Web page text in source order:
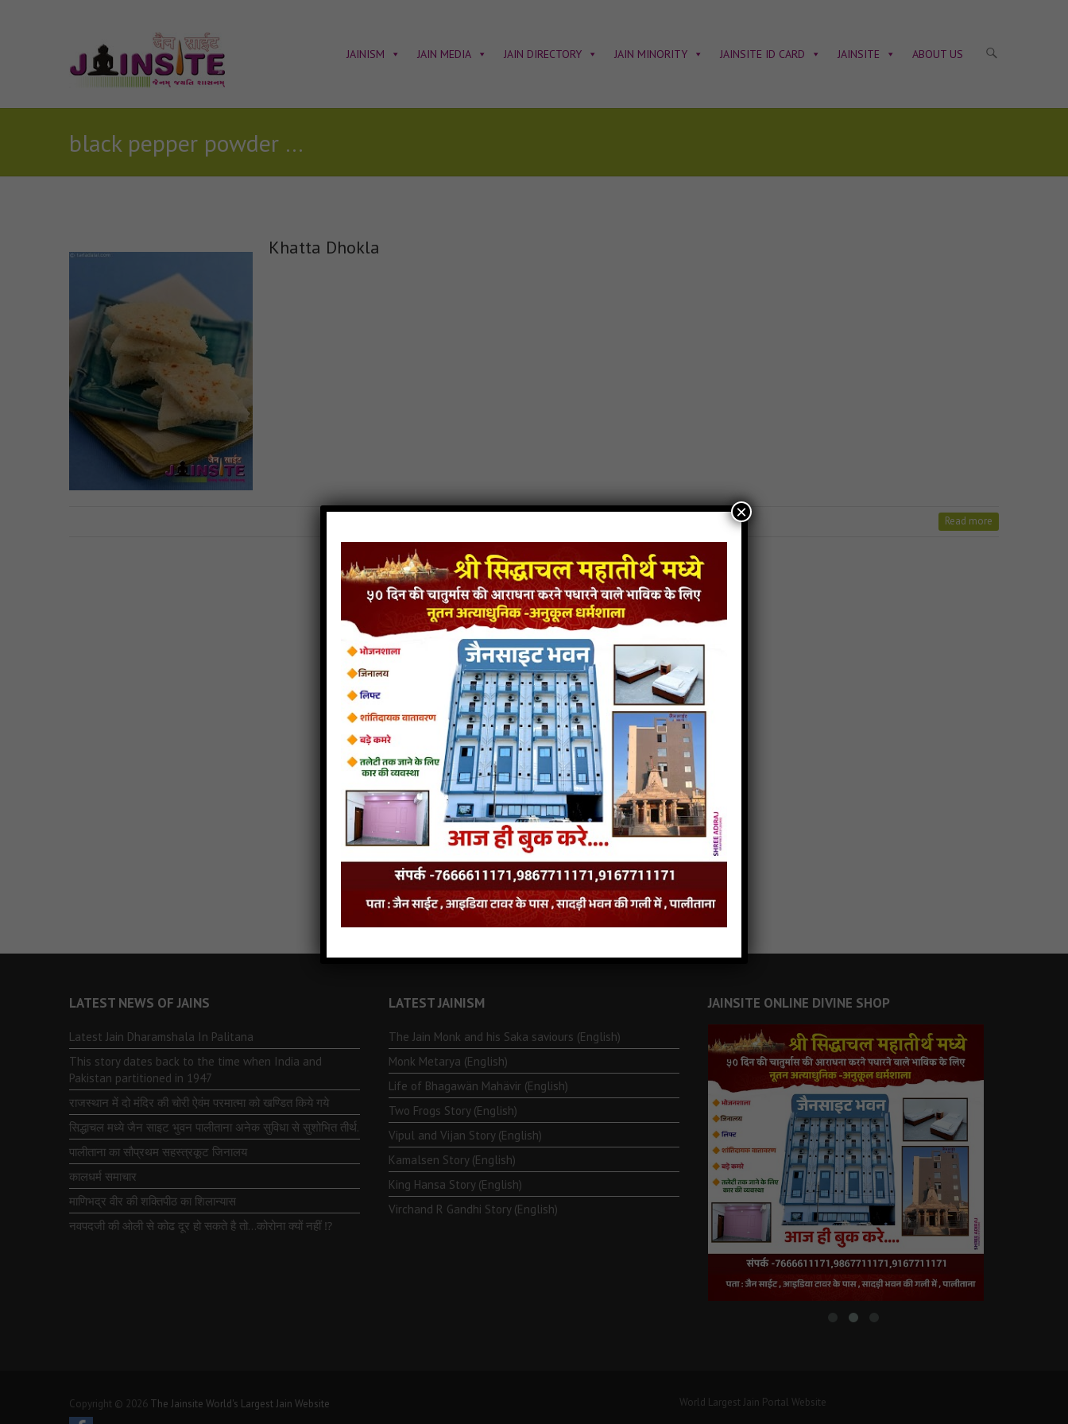
JAINISM JAIN MEDIA JAIN DIRECTORY JAIN MINORITY JAINSITE ID CARD JAINSITE ABOUT US
black pepper powder (optional)
Khatta Dhokla
Read more
LATEST NEWS OF JAINS
Latest Jain Dharamshala In Palitana
This story dates back to the time when India and
Pakistan partitioned in 1947
राजस्थान में दो मंदिर की चोरी ऐवंम परमात्मा को खण्डित किये गये
सिद्धाचल मध्ये जैन साइट भुवन पालीताना अनेक सुविधा से सुशोभित तीर्थ.
पालीताना का सौप्रथम सहस्त्रकूट जिनालय
कालधर्म समाचार
माणिभद्र वीर की शक्तिपीठ का शिलान्यास
नवपदजी की ओली से कोढ दूर हो सकते है तो…कोरोना क्यों नहीं ⁉️
LATEST JAINISM
The Jain Monk and his Saka saviours (English)
Monk Metarya (English)
Life of Bhagawän Mahävir (English)
Two Frogs Story (English)
Vipul and Vijan Story (English)
Kamalsen Story (English)
King Hansa Story (English)
Virchand R Gandhi Story (English)
JAINSITE ONLINE DIVINE SHOP
Copyright © 2026 The Jainsite World's Largest Jain Website World Largest Jain Portal Website
×